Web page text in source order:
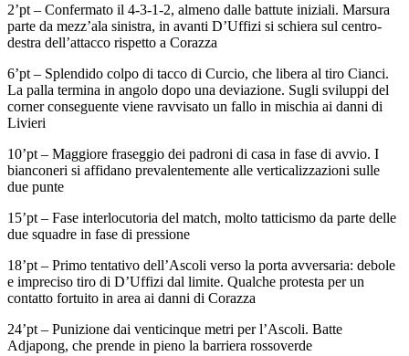
2’pt – Confermato il 4-3-1-2, almeno dalle battute iniziali. Marsura
parte da mezz’ala sinistra, in avanti D’Uffizi si schiera sul centro-
destra dell’attacco rispetto a Corazza
6’pt – Splendido colpo di tacco di Curcio, che libera al tiro Cianci.
La palla termina in angolo dopo una deviazione. Sugli sviluppi del
corner conseguente viene ravvisato un fallo in mischia ai danni di
Livieri
10’pt – Maggiore fraseggio dei padroni di casa in fase di avvio. I
bianconeri si affidano prevalentemente alle verticalizzazioni sulle
due punte
15’pt – Fase interlocutoria del match, molto tatticismo da parte delle
due squadre in fase di pressione
18’pt – Primo tentativo dell’Ascoli verso la porta avversaria: debole
e impreciso tiro di D’Uffizi dal limite. Qualche protesta per un
contatto fortuito in area ai danni di Corazza
24’pt – Punizione dai venticinque metri per l’Ascoli. Batte
Adjapong, che prende in pieno la barriera rossoverde